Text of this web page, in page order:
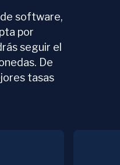
software,
por
seguir el
De
tasas